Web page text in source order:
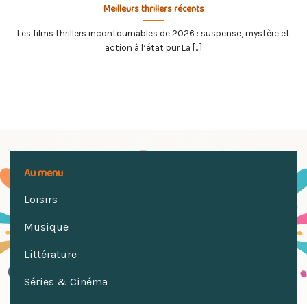
Meilleurs thrillers récents
Les films thrillers incontournables de 2026 : suspense, mystère et
action à l’état pur La [...]
Au menu
Loisirs
Musique
Littérature
Séries & Cinéma